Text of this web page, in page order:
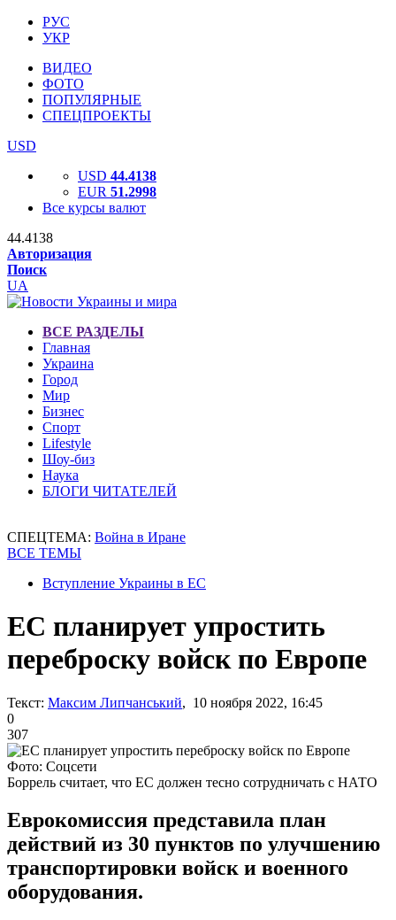
РУС
УКР
ВИДЕО
ФОТО
ПОПУЛЯРНЫЕ
СПЕЦПРОЕКТЫ
USD
USD 44.4138
EUR 51.2998
Все курсы валют
44.4138
Авторизация
Поиск
UA
ВСЕ РАЗДЕЛЫ
Главная
Украина
Город
Мир
Бизнес
Спорт
Lifestyle
Шоу-биз
Наука
БЛОГИ ЧИТАТЕЛЕЙ
СПЕЦТЕМА: Война в Иране
ВСЕ ТЕМЫ
Вступление Украины в ЕС
ЕС планирует упростить
переброску войск по Европе
Текст: Максим Липчанський, 10 ноября 2022, 16:45
0
307
Фото: Соцсети
Боррель считает, что ЕС должен тесно сотрудничать с НАТО
Еврокомиссия представила план
действий из 30 пунктов по улучшению
транспортировки войск и военного
оборудования.